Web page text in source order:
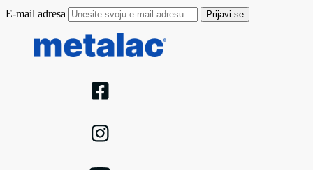
E-mail adresa Prijavi se